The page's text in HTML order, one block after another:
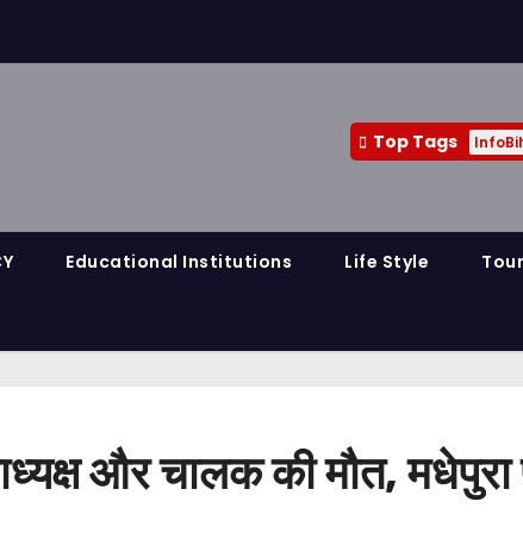
Top Tags
Educational Institutions Life Style
और चालक की मौत,